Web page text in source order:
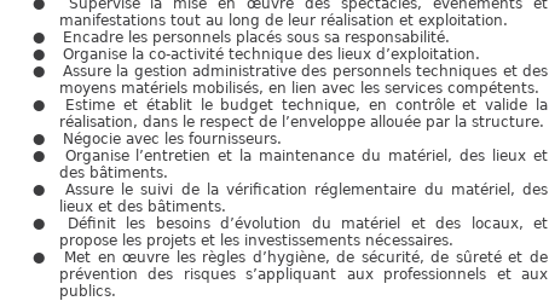
manifestations tout au long de leur réalisation et exploitation.
Encadre les personnels placés sous sa responsabilité.
Organise la co-activité technique des lieux d’exploitation.
Assure la gestion administrative des personnels techniques et des
moyens matériels mobilisés, en lien avec les services compétents.
Estime et établit le budget technique, en contrôle et valide la
réalisation, dans le respect de l’enveloppe allouée par la structure.
Négocie avec les fournisseurs.
Organise l’entretien et la maintenance du matériel, des lieux et
des bâtiments.
Assure le suivi de la vérification réglementaire du matériel, des
lieux et des bâtiments.
Définit les besoins d’évolution du matériel et des locaux, et
propose les projets et les investissements nécessaires.
Met en œuvre les règles d’hygiène, de sécurité, de sûreté et de
prévention des risques s’appliquant aux professionnels et aux
publics.